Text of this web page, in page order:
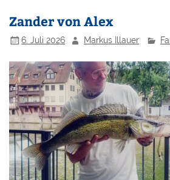
Zander von Alex
6. Juli 2026 Markus Illauer